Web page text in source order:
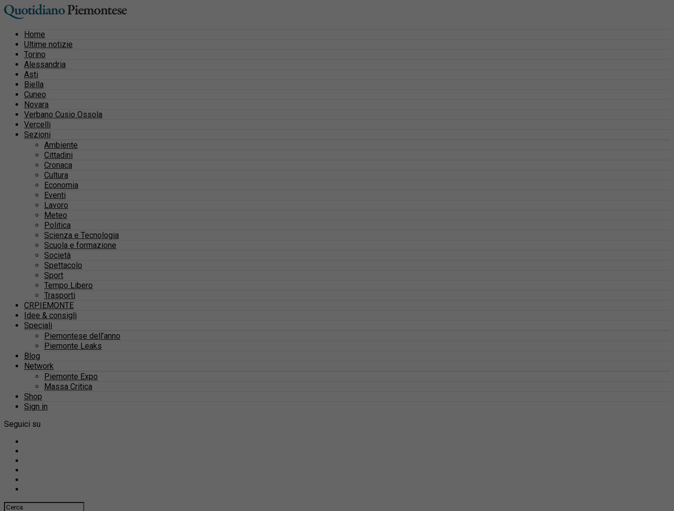
Home
Ultime notizie
Torino
Alessandria
Asti
Biella
Cuneo
Novara
Verbano Cusio Ossola
Vercelli
Sezioni
Ambiente
Cittadini
Cronaca
Cultura
Economia
Eventi
Lavoro
Meteo
Politica
Scienza e Tecnologia
Scuola e formazione
Società
Spettacolo
Sport
Tempo Libero
Trasporti
CRPIEMONTE
Idee & consigli
Speciali
Piemontese dell’anno
Piemonte Leaks
Blog
Network
Piemonte Expo
Massa Critica
Shop
Sign in
Seguici su